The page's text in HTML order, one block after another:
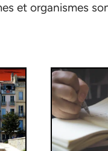
et organismes